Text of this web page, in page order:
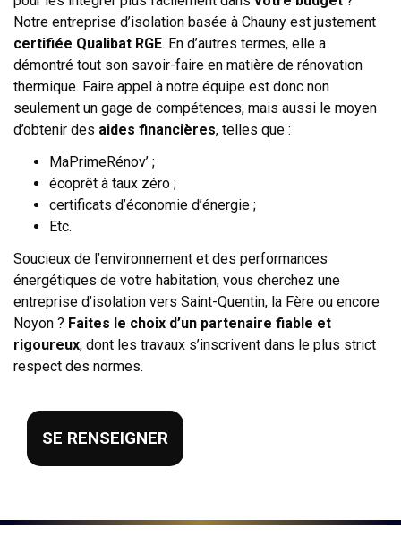
Notre entreprise d’isolation basée à Chauny est justement
certifiée Qualibat RGE. En d’autres termes, elle a
démontré tout son savoir-faire en matière de rénovation
thermique. Faire appel à notre équipe est donc non
seulement un gage de compétences, mais aussi le moyen
d’obtenir des aides financières, telles que :
MaPrimeRénov’ ;
écoprêt à taux zéro ;
certificats d’économie d’énergie ;
Etc.
Soucieux de l’environnement et des performances
énergétiques de votre habitation, vous cherchez une
entreprise d’isolation vers Saint-Quentin, la Fère ou encore
Noyon ? Faites le choix d’un partenaire fiable et
rigoureux, dont les travaux s’inscrivent dans le plus strict
respect des normes.
SE RENSEIGNER